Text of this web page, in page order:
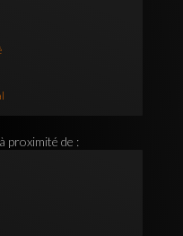
proximité de :